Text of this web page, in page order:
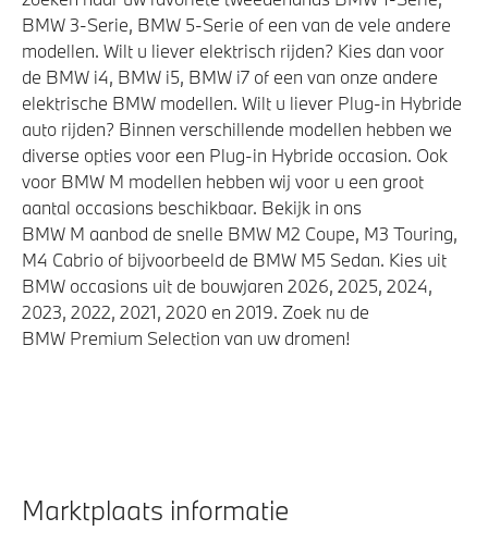
BMW 3-Serie, BMW 5-Serie of een van de vele andere
modellen. Wilt u liever elektrisch rijden? Kies dan voor
de BMW i4, BMW i5, BMW i7 of een van onze andere
elektrische BMW modellen. Wilt u liever Plug-in Hybride
auto rijden? Binnen verschillende modellen hebben we
diverse opties voor een Plug-in Hybride occasion. Ook
voor BMW M modellen hebben wij voor u een groot
aantal occasions beschikbaar. Bekijk in ons
BMW M aanbod de snelle BMW M2 Coupe, M3 Touring,
M4 Cabrio of bijvoorbeeld de BMW M5 Sedan. Kies uit
BMW occasions uit de bouwjaren 2026, 2025, 2024,
2023, 2022, 2021, 2020 en 2019. Zoek nu de
BMW Premium Selection van uw dromen!
Marktplaats informatie